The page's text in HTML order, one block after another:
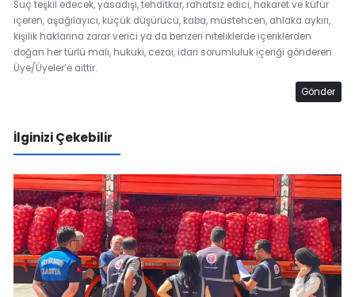
Suç teşkil edecek, yasadışı, tehditkar, rahatsız edici, hakaret ve küfür
içeren, aşağılayıcı, küçük düşürücü, kaba, müstehcen, ahlaka aykırı,
kişilik haklarına zarar verici ya da benzeri niteliklerde içeriklerden
doğan her türlü mali, hukuki, cezai, idari sorumluluk içeriği gönderen
Üye/Üyeler’e aittir.
Gönder
İlginizi Çekebilir